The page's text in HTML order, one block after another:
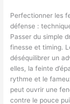
Perfectionner les
défense :
Passer du simple
finesse et timing.
déséquilibrer un
elles, la feinte
rythme et le
peut ouvrir une
contre le pouce